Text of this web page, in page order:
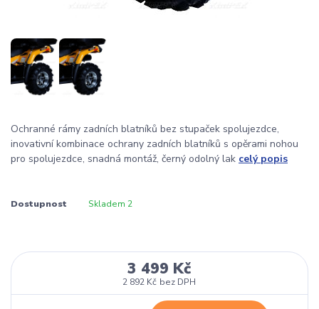
Ochranné rámy zadních blatníků bez stupaček spolujezdce,
inovativní kombinace ochrany zadních blatníků s opěrami nohou
pro spolujezdce, snadná montáž, černý odolný lak celý popis
Dostupnost Skladem 2
3 499 Kč
2 892 Kč bez DPH